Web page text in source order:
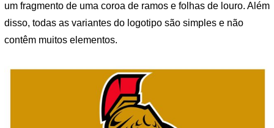
um fragmento de uma coroa de ramos e folhas de louro. Além
disso, todas as variantes do logotipo são simples e não
contêm muitos elementos.